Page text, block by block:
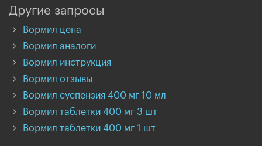
Другие запросы
Вормил цена
Вормил аналоги
Вормил инструкция
Вормил отзывы
Вормил суспензия 400 мг 10 мл
Вормил таблетки 400 мг 3 шт
Вормил таблетки 400 мг 1 шт